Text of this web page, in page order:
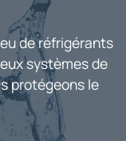
de réfrigérants
systèmes de
protégeons le